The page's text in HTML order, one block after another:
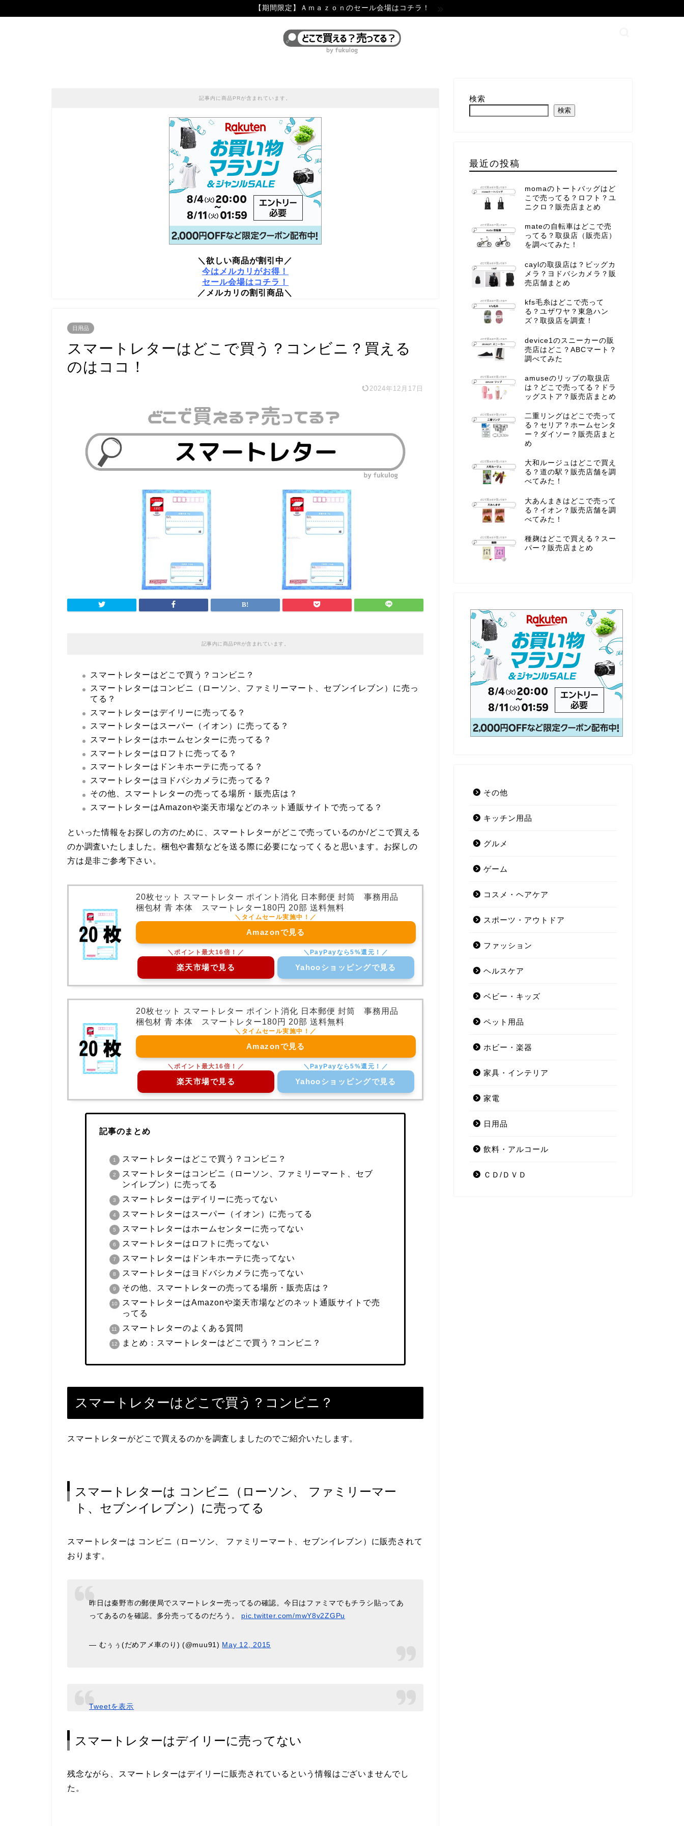
【期間限定】Ａｍａｚｏｎのセール会場はコチラ！
記事内に商品PRが含まれています。
＼欲しい商品が割引中／
今はメルカリがお得！
セール会場はコチラ！
／メルカリの割引商品＼
日用品
スマートレターはどこで買う？コンビニ？買える
のはココ！
2024年12月17日
記事内に商品PRが含まれています。
スマートレターはどこで買う？コンビニ？
スマートレターはコンビニ（ローソン、ファミリーマート、セブンイレブン）に売っ
てる？
スマートレターはデイリーに売ってる？
スマートレターはスーパー（イオン）に売ってる？
スマートレターはホームセンターに売ってる？
スマートレターはロフトに売ってる？
スマートレターはドンキホーテに売ってる？
スマートレターはヨドバシカメラに売ってる？
その他、スマートレターの売ってる場所・販売店は？
スマートレターはAmazonや楽天市場などのネット通販サイトで売ってる？
といった情報をお探しの方のために、スマートレターがどこで売っているのか/どこで買える
のか調査いたしました。梱包や書類などを送る際に必要になってくると思います。お探しの
方は是非ご参考下さい。
20枚セット スマートレター ポイント消化 日本郵便 封筒 事務用品
梱包材 青 本体 スマートレター180円 20部 送料無料
Amazonで見る
楽天市場で見る Yahooショッピングで見る
20枚セット スマートレター ポイント消化 日本郵便 封筒 事務用品
梱包材 青 本体 スマートレター180円 20部 送料無料
Amazonで見る
楽天市場で見る Yahooショッピングで見る
記事のまとめ
スマートレターはどこで買う？コンビニ？
スマートレターはコンビニ（ローソン、ファミリーマート、セブ
ンイレブン）に売ってる
スマートレターはデイリーに売ってない
スマートレターはスーパー（イオン）に売ってる
スマートレターはホームセンターに売ってない
スマートレターはロフトに売ってない
スマートレターはドンキホーテに売ってない
スマートレターはヨドバシカメラに売ってない
その他、スマートレターの売ってる場所・販売店は？
スマートレターはAmazonや楽天市場などのネット通販サイトで売
ってる
スマートレターのよくある質問
まとめ：スマートレターはどこで買う？コンビニ？
スマートレターはどこで買う？コンビニ？
スマートレターがどこで買えるのかを調査しましたのでご紹介いたします。
スマートレターは コンビニ（ローソン、 ファミリーマー
ト、セブンイレブン）に売ってる
スマートレターは コンビニ（ローソン、 ファミリーマート、セブンイレブン）に販売されて
おります。
昨日は秦野市の郵便局でスマートレター売ってるの確認。今日はファミマでもチラシ貼ってあ
ってあるのを確認。多分売ってるのだろう。 pic.twitter.com/mwY8v2ZGPu
— むぅぅ(だめアメ車のり) (@muu91) May 12, 2015
Tweetを表示
スマートレターはデイリーに売ってない
残念ながら、スマートレターはデイリーに販売されているという情報はございませんでし
た。
検索
検索
最近の投稿
momaのトートバッグはど
こで売ってる？ロフト？ユ
ニクロ？販売店まとめ
mateの自転車はどこで売
ってる？取扱店（販売店）
を調べてみた！
caylの取扱店は？ビッグカ
メラ？ヨドバシカメラ？販
売店舗まとめ
kfs毛糸はどこで売って
る？ユザワヤ？東急ハン
ズ？取扱店を調査！
device1のスニーカーの販
売店はどこ？ABCマート？
調べてみた
amuseのリップの取扱店
は？どこで売ってる？ドラ
ッグストア？販売店まとめ
二重リングはどこで売って
る？セリア？ホームセンタ
ー？ダイソー？販売店まと
め
大和ルージュはどこで買え
る？道の駅？販売店舗を調
べてみた！
大あんまきはどこで売って
る？イオン？販売店舗を調
べてみた！
種麹はどこで買える？スー
パー？販売店まとめ
その他
キッチン用品
グルメ
ゲーム
コスメ・ヘアケア
スポーツ・アウトドア
ファッション
ヘルスケア
ベビー・キッズ
ペット用品
ホビー・楽器
家具・インテリア
家電
日用品
飲料・アルコール
ＣＤ/ＤＶＤ